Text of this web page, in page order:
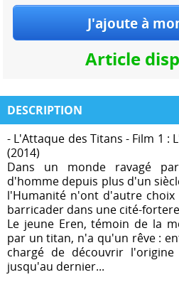
Article
DESCRIPTION
- L'Attaque des Titans - Film 1 :
(2014)
Dans un monde ravagé
d'homme depuis plus d'un
l'Humanité n'ont d'autre
barricader dans une cité-
Le jeune Eren, témoin de la
par un titan, n'a qu'un rêve :
chargé de découvrir
jusqu'au dernier...